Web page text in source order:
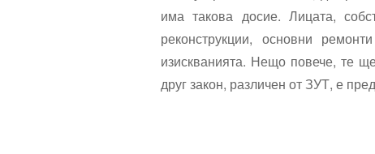
има такова досие. Лицата,
реконструкции, основни
изискванията. Нещо повече, те
друг закон, различен от ЗУТ, е